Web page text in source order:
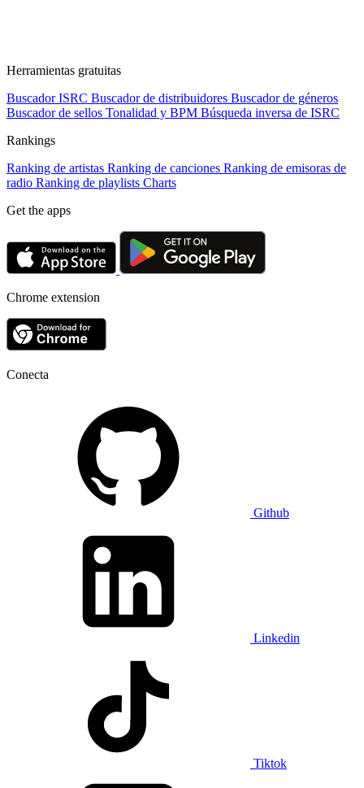
Herramientas gratuitas
Buscador ISRC Buscador de distribuidores Buscador de géneros
Buscador de sellos Tonalidad y BPM Búsqueda inversa de ISRC
Rankings
Ranking de artistas Ranking de canciones Ranking de emisoras de
radio Ranking de playlists Charts
Get the apps
Chrome extension
Conecta
Github
Linkedin
Tiktok